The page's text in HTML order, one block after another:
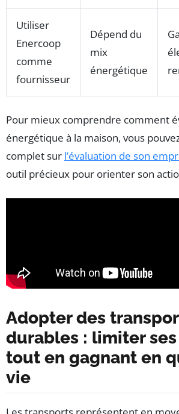
Utiliser
Enercoop
comme
fournisseur
Dépend du
mix
énergétique
Pour mieux comprendre comment
énergétique à la maison, vous
complet sur l’évaluation de son
outil précieux pour orienter son
Adopter des
durables : limiter
tout en gagnant en
vie